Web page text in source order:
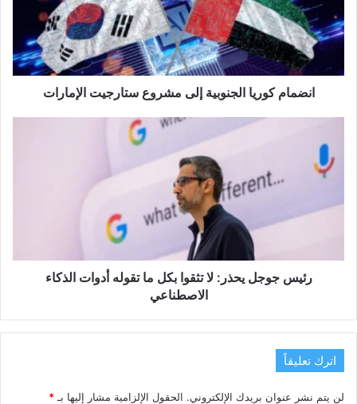
مشروع
ستارجيت
الإمارات
انضمام كوريا الجنوبية إلى مشروع ستارجيت الإمارات
جوجل
يحذر:
بكل
أدوات
رئيس جوجل يحذر: لا تثقوا بكل ما تقوله أدوات الذكاء
الاصطناعي
اترك تعليقاً
لن يتم نشر عنوان بريدك الإلكتروني. الحقول الإلزامية مشار إليها بـ *